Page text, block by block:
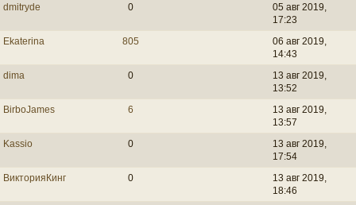
dmitryde
0
05 авг 2019,
17:23
Ekaterina
805
06 авг 2019,
14:43
dima
0
13 авг 2019,
13:52
BirboJames
6
13 авг 2019,
13:57
Kassio
0
13 авг 2019,
17:54
ВикторияКинг
0
13 авг 2019,
18:46